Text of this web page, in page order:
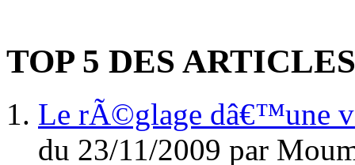
TOP 5 DES ARTICLES
Le rÃ©glage dâ€™une
du 23/11/2009 par